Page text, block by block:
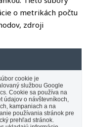
o metrikách počtu
zdroji
cookie je
službou Google
Cookie sa používa na
údajov o návštevníkoch,
kampaniach a na
používania stránok pre
prehľad stránok.